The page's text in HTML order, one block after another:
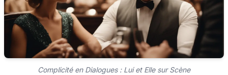
Complicité en Dialogues : Lui et Elle sur Scène